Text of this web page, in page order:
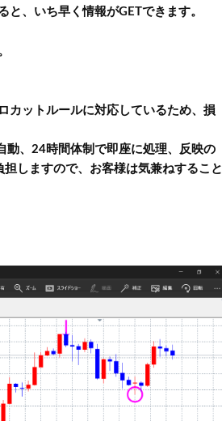
と、いち早く情報がGETできます。
カットルールに対応しているため、損
動、24時間体制で即座に処理、反映の
しますので、お客様は気兼ねすること